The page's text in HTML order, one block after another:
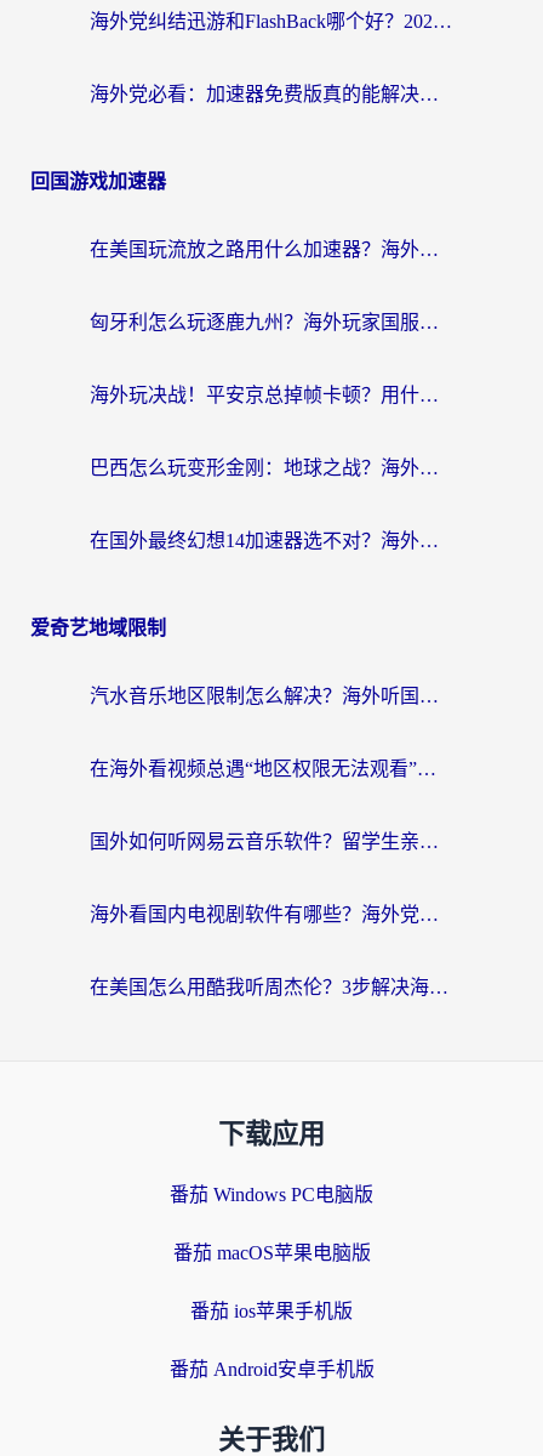
海外党纠结迅游和FlashBack哪个好？2026实用指南教你选对回国加速器
海外党必看：加速器免费版真的能解决回国访问难题吗？附实用选择指南
回国游戏加速器
在美国玩流放之路用什么加速器？海外党国服游戏不卡顿的终极攻略
匈牙利怎么玩逐鹿九州？海外玩家国服游戏加速器终极指南（附永劫无间荣耀新三国解决方案）
海外玩决战！平安京总掉帧卡顿？用什么加速器比较好？实测指南来了
巴西怎么玩变形金刚：地球之战？海外玩家国服游戏加速终极指南（附新诛仙延迟密室逃脱18解决办法）
在国外最终幻想14加速器选不对？海外玩家的国服游戏加速避坑指南
爱奇艺地域限制
汽水音乐地区限制怎么解决？海外听国内音乐的实用指南来了
在海外看视频总遇“地区权限无法观看”？这篇攻略帮你轻松解锁国内影视动漫
国外如何听网易云音乐软件？留学生亲测有效的回国加速方案
海外看国内电视剧软件有哪些？海外党专属追剧指南来了
在美国怎么用酷我听周杰伦？3步解决海外听歌地域限制，附QQ音乐网易云通用技巧
下载应用
番茄 Windows PC电脑版
番茄 macOS苹果电脑版
番茄 ios苹果手机版
番茄 Android安卓手机版
关于我们